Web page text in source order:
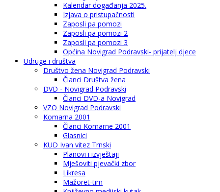
Kalendar događanja 2025.
Izjava o pristupačnosti
Zaposli pa pomozi
Zaposli pa pomozi 2
Zaposli pa pomozi 3
Općina Novigrad Podravski- prijatelj djece
Udruge i društva
Društvo žena Novigrad Podravski
Članci Društva žena
DVD - Novigrad Podravski
Članci DVD-a Novigrad
VZO Novigrad Podravski
Komarna 2001
Članci Komarne 2001
Glasnici
KUD Ivan vitez Trnski
Planovi i izvještaji
Mješoviti pjevački zbor
Likresa
Mažoret-tim